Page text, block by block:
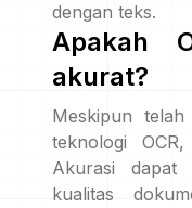
dengan teks.
Apakah
akurat?
Meskipun
teknologi
Akurasi dapat
kualitas